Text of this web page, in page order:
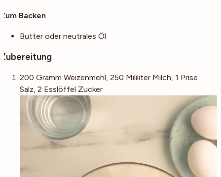
Zum Backen
Butter oder neutrales Öl
Zubereitung
200 Gramm Weizenmehl, 250 Mililiter Milch, 1 Prise
Salz, 2 Esslöffel Zucker